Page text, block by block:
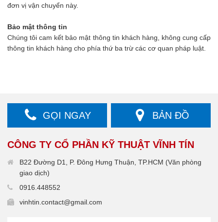
đơn vị vận chuyển này.
Bảo mật thông tin
Chúng tôi cam kết bảo mật thông tin khách hàng, không cung cấp
thông tin khách hàng cho phía thứ ba trừ các cơ quan pháp luật.
GỌI NGAY BẢN ĐỒ
CÔNG TY CỔ PHẦN KỸ THUẬT VĨNH TÍN
B22 Đường D1, P. Đông Hưng Thuận, TP.HCM (Văn phòng
giao dịch)
0916.448552
vinhtin.contact@gmail.com